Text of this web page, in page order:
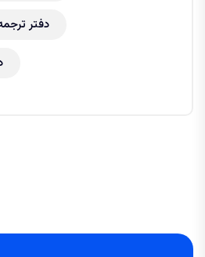
دفتر